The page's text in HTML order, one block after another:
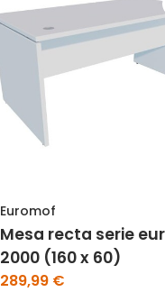
Euromof
Mesa recta serie
2000 (160 x 60)
289,99 €